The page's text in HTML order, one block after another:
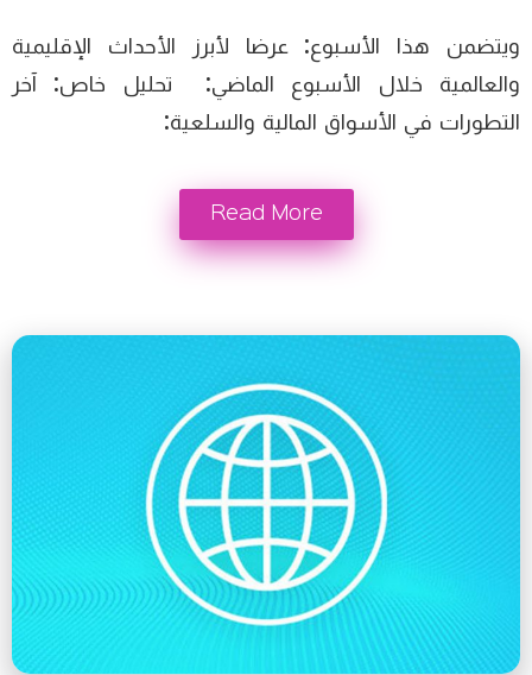
ويتضمن هذا الأسبوع: عرضا لأبرز الأحداث الإقليمية
والعالمية خلال الأسبوع الماضي: تحليل خاص: آخر
التطورات في الأسواق المالية والسلعية:
Read More